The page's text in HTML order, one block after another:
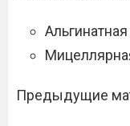
Предыдущие